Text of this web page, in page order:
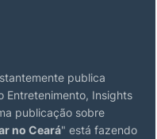
publica
Entretenimento, Insights
publicação sobre
no Ceará" está fazendo